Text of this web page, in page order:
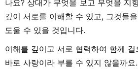
나요? 상대가 무엇을 보고 무엇을 지
깊이 서로를 이해할 수 있고, 그것들
도울 수 있을 것입니다.
이해를 깊이고 서로 협력하여 함께
바로 사랑이라 부를 수 있지 않을까요.